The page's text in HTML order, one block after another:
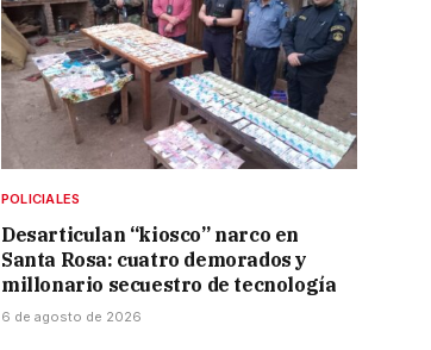
POLICIALES
Desarticulan “kiosco” narco en
Santa Rosa: cuatro demorados y
millonario secuestro de tecnología
6 de agosto de 2026